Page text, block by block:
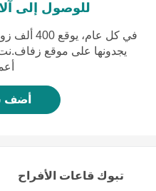
للوصول إلى
في كل
يجدونها على موقع
أضف
تبوك قاعات الأفراح